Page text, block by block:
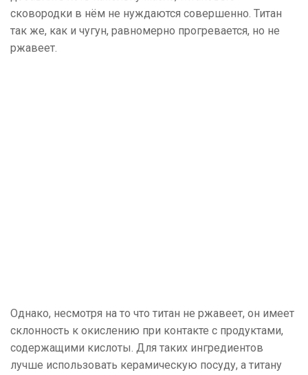
сковородки в нём не нуждаются совершенно. Титан
так же, как и чугун, равномерно прогревается, но не
ржавеет.
Однако, несмотря на то что титан не ржавеет, он имеет
склонность к окислению при контакте с продуктами,
содержащими кислоты. Для таких ингредиентов
лучше использовать керамическую посуду, а титану